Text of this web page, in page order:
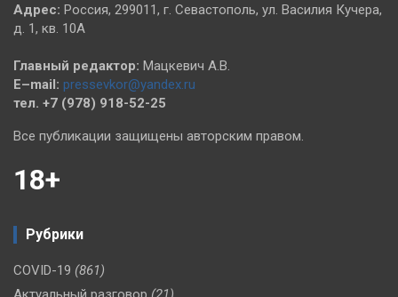
Адрес: Россия, 299011, г. Севастополь, ул. Василия Кучера,
д. 1, кв. 10А
Главный редактор: Мацкевич А.В.
E–mail: pressevkor@yandex.ru
тел. +7 (978) 918-52-25
Все публикации защищены авторским правом.
18+
Рубрики
COVID-19 (861)